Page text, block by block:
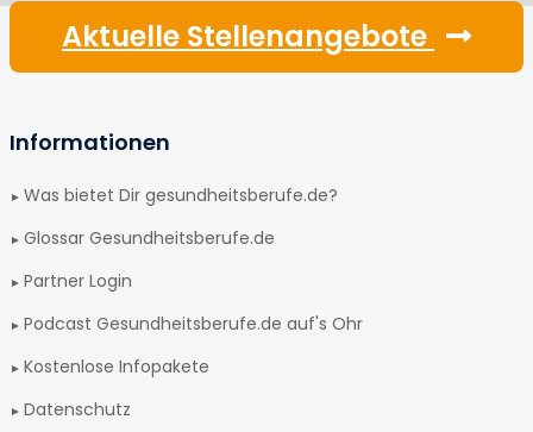
Aktuelle Stellenangebote
Informationen
Was bietet Dir gesundheitsberufe.de?
Glossar Gesundheitsberufe.de
Partner Login
Podcast Gesundheitsberufe.de auf's Ohr
Kostenlose Infopakete
Datenschutz